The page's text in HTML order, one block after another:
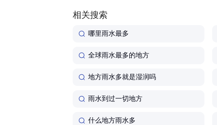
相关搜索
哪里雨水最多
全球雨水最多的地方
地方雨水多就是湿润吗
雨水到过一切地方
什么地方雨水多